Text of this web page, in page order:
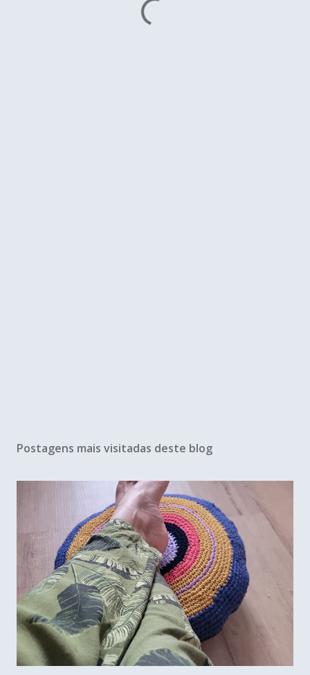
Postagens mais visitadas deste blog